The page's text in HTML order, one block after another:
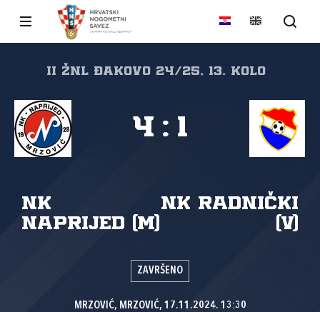
II ŽNL Đakovo 24/25, 13. kolo
NK
Naprijed (M)
NK Radnički
(V)
4 : 1
ZAVRŠENO
MRZOVIĆ, MRZOVIĆ, 17.11.2024. 13:30